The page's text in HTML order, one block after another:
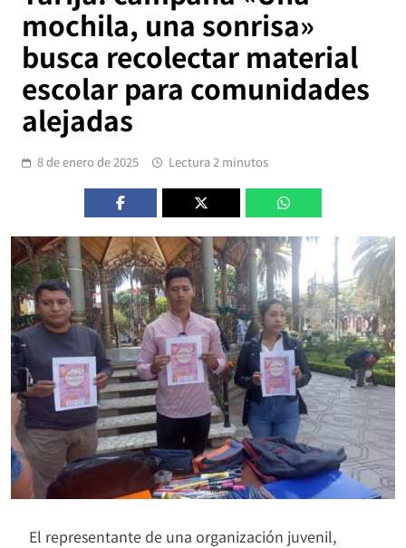
mochila, una sonrisa»
busca recolectar material
escolar para comunidades
alejadas
8 de enero de 2025 Lectura 2 minutos
El representante de una organización juvenil,